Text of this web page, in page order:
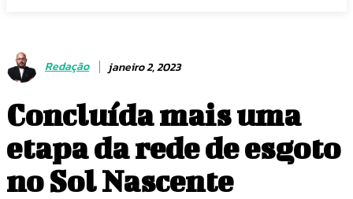
Redação janeiro 2, 2023
Concluída mais uma
etapa da rede de esgoto
no Sol Nascente